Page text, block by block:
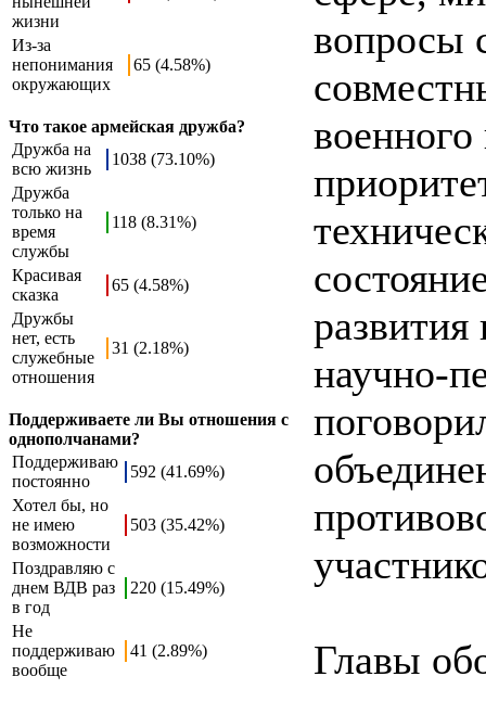
жизни
Из-за
непонимания
окружающих
65 (4.58%)
Что такое армейская дружба?
Дружба на
всю жизнь
1038 (73.10%)
Дружба
только на
время
службы
118 (8.31%)
Красивая
сказка
65 (4.58%)
Дружбы
нет, есть
служебные
отношения
31 (2.18%)
Поддерживаете ли Вы отношения с
однополчанами?
Поддерживаю
постоянно
592 (41.69%)
Хотел бы, но
не имею
возможности
503 (35.42%)
Поздравляю с
днем ВДВ раз
в год
220 (15.49%)
Не
поддерживаю
вообще
41 (2.89%)
вопросы
военного
научно-
Главы